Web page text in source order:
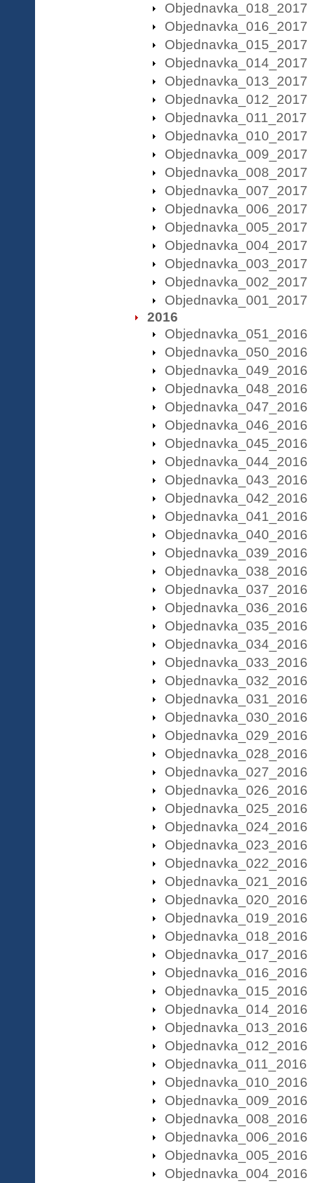
Objednavka_018_2017
Objednavka_016_2017
Objednavka_015_2017
Objednavka_014_2017
Objednavka_013_2017
Objednavka_012_2017
Objednavka_011_2017
Objednavka_010_2017
Objednavka_009_2017
Objednavka_008_2017
Objednavka_007_2017
Objednavka_006_2017
Objednavka_005_2017
Objednavka_004_2017
Objednavka_003_2017
Objednavka_002_2017
Objednavka_001_2017
2016
Objednavka_051_2016
Objednavka_050_2016
Objednavka_049_2016
Objednavka_048_2016
Objednavka_047_2016
Objednavka_046_2016
Objednavka_045_2016
Objednavka_044_2016
Objednavka_043_2016
Objednavka_042_2016
Objednavka_041_2016
Objednavka_040_2016
Objednavka_039_2016
Objednavka_038_2016
Objednavka_037_2016
Objednavka_036_2016
Objednavka_035_2016
Objednavka_034_2016
Objednavka_033_2016
Objednavka_032_2016
Objednavka_031_2016
Objednavka_030_2016
Objednavka_029_2016
Objednavka_028_2016
Objednavka_027_2016
Objednavka_026_2016
Objednavka_025_2016
Objednavka_024_2016
Objednavka_023_2016
Objednavka_022_2016
Objednavka_021_2016
Objednavka_020_2016
Objednavka_019_2016
Objednavka_018_2016
Objednavka_017_2016
Objednavka_016_2016
Objednavka_015_2016
Objednavka_014_2016
Objednavka_013_2016
Objednavka_012_2016
Objednavka_011_2016
Objednavka_010_2016
Objednavka_009_2016
Objednavka_008_2016
Objednavka_006_2016
Objednavka_005_2016
Objednavka_004_2016